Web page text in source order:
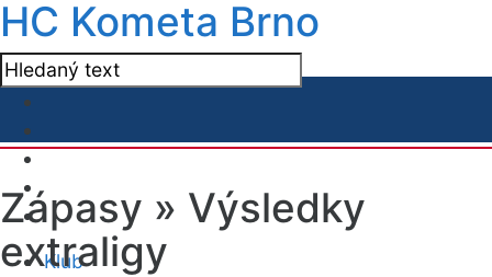
HC Kometa Brno
Klub
Zápasy » Výsledky
extraligy